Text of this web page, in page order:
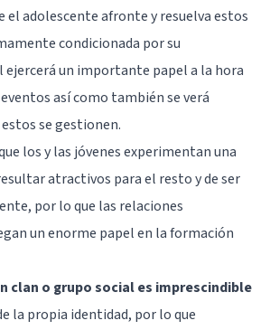
el adolescente afronte y resuelva estos
condicionada por su
ejercerá un importante papel a la hora
así como también se verá
se gestionen.
los y las jóvenes experimentan una
atractivos para el resto y de ser
por lo que las relaciones
un enorme papel en la formación
clan o grupo social es imprescindible
la propia identidad, por lo que